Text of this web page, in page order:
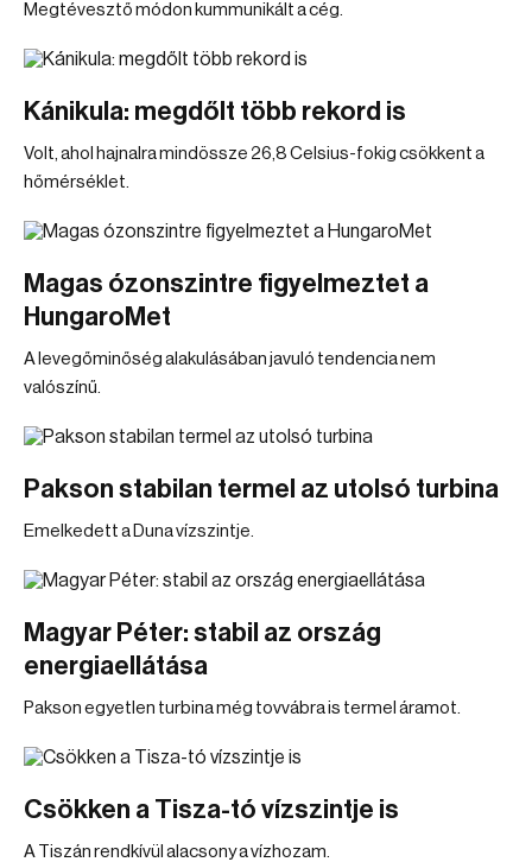
Megtévesztő módon kummunikált a cég.
Kánikula: megdőlt több rekord is
Volt, ahol hajnalra mindössze 26,8 Celsius-fokig csökkent a
hőmérséklet.
Magas ózonszintre figyelmeztet a
HungaroMet
A levegőminőség alakulásában javuló tendencia nem
valószínű.
Pakson stabilan termel az utolsó turbina
Emelkedett a Duna vízszintje.
Magyar Péter: stabil az ország
energiaellátása
Pakson egyetlen turbina még tovvábra is termel áramot.
Csökken a Tisza-tó vízszintje is
A Tiszán rendkívül alacsony a vízhozam.